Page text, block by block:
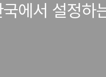
에서 설정